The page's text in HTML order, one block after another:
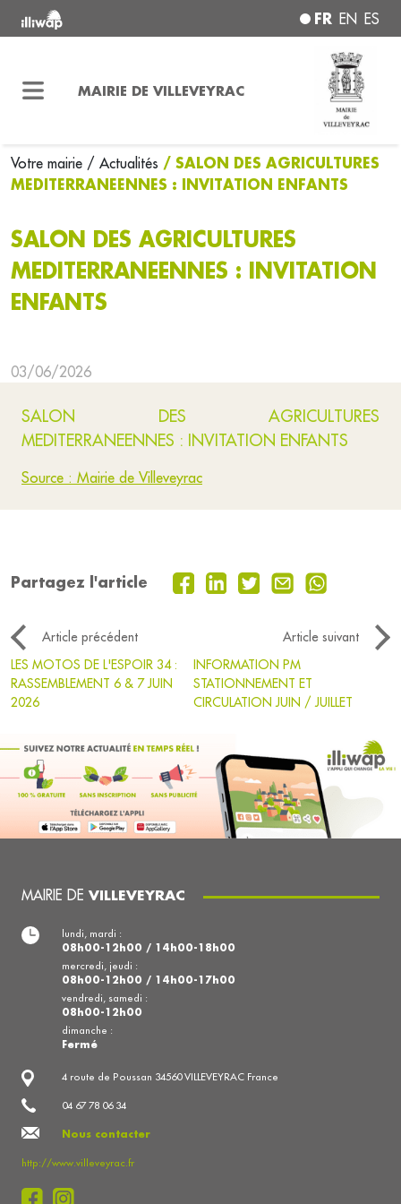
FR EN ES
MAIRIE DE VILLEVEYRAC
Votre mairie / Actualités / SALON DES AGRICULTURES
MEDITERRANEENNES : INVITATION ENFANTS
SALON DES AGRICULTURES
MEDITERRANEENNES : INVITATION
ENFANTS
03/06/2026
SALON DES AGRICULTURES
MEDITERRANEENNES : INVITATION ENFANTS
Source : Mairie de Villeveyrac
Partagez l'article
Article précédent
Article suivant
LES MOTOS DE L'ESPOIR 34 :
RASSEMBLEMENT 6 & 7 JUIN
2026
INFORMATION PM
STATIONNEMENT ET
CIRCULATION JUIN / JUILLET
MAIRIE DE VILLEVEYRAC
4 route de Poussan 34560 VILLEVEYRAC France
04 67 78 06 34
Nous contacter
http://www.villeveyrac.fr
lundi, mardi :
08h00-12h00 / 14h00-18h00
mercredi, jeudi :
08h00-12h00 / 14h00-17h00
vendredi, samedi :
08h00-12h00
dimanche :
Fermé